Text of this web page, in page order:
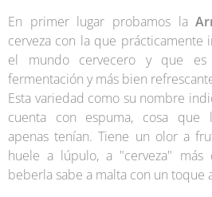
En primer lugar probamos la
cerveza con la que prácticamente
el mundo cervecero y que
fermentación y más bien
Esta variedad como su nombre
cuenta con espuma, cosa que
apenas tenían. Tiene un olor a
huele a lúpulo, a "cerveza"
beberla sabe a malta con un toque